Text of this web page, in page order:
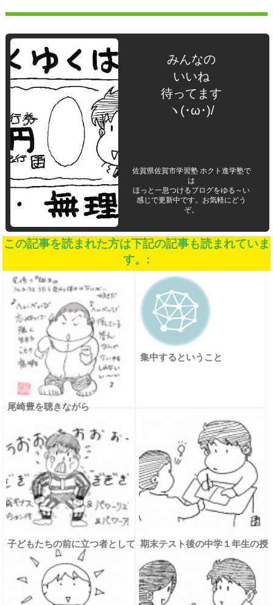
みんなの
いいね
待ってます
ヽ(･ω･)/
佐賀県佐賀市学習塾 ホクト進学塾で
は
ほっと一息つけるブログをゆる～い
感じで更新中です。お気軽にどう
ぞ。
この記事を読まれた方は下記の記事も読まれていま
す。:
尾崎豊を聴きながら
集中するということ
子どもたちの前に立つ者として
の自戒
期末テスト後の中学１年生の授